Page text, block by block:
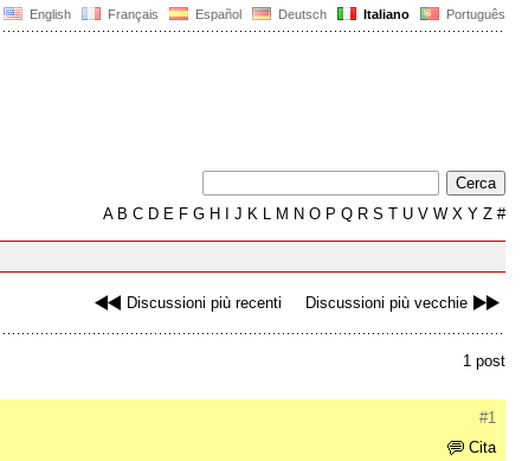
English Français Español Deutsch Italiano Português
AB C D E F G H J K L M N O P Q R S T U V W X Y Z #
Discussioni più recenti Discussioni più vecchie
1 post
#1
Cita